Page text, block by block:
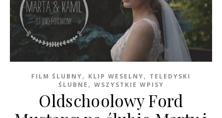
FILM ŚLUBNY, KLIP WESELNY, TELEDYSKI
ŚLUBNE , WSZYSTKIE WPISY
Oldschoolowy Ford